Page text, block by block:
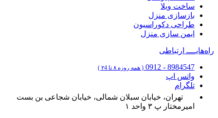
ساخت ویلا
بازسازی منزل
طراحی دکوراسیون
ایمن سازی منزل
راه‌هایــــارتباطی
8984547 - 0912
( همه روزه ۸ تا ۲4 )
واتس اپ
تلگرام
تهران، خیابان سبلان شمالی، خیابان شجاعی بن بست
امیرمختار پ ۳ واحد ۱